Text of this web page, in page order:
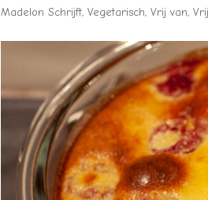
Madelon Schrijft,Vegetarisch,Vrij van,